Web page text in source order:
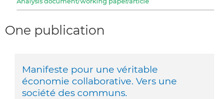
One publication
Manifeste pour une véritable
économie collaborative. Vers une
société des communs.